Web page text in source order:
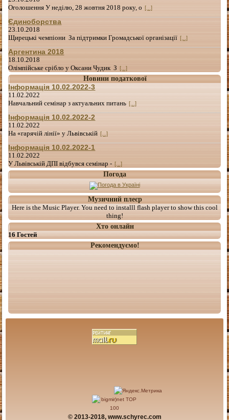
Оголошення У неділю, 28 жовтня 2018 року, о [...]
Єдиноборства
23.10.2018
Щирецькі чемпіони За підтримки Громадської організації [...]
Аргентина 2018
18.10.2018
Олімпійське срібло у Оксани Чудик З [...]
Новини податкової
Інформація 10.02.2022-3
11.02.2022
Навчальний семінар з актуальних питань [...]
Інформація 10.02.2022-2
11.02.2022
На «гарячій лінії» у Львівській [...]
Інформація 10.02.2022-1
11.02.2022
У Львівській ДПІ відбувся семінар - [...]
Погода
Музичний плеєр
Here is the Music Player. You need to installl flash player to show this cool
thing!
Хто онлайн
16 Гостей
Рекомендуємо!
© 2013-2018, www.schyrec.com